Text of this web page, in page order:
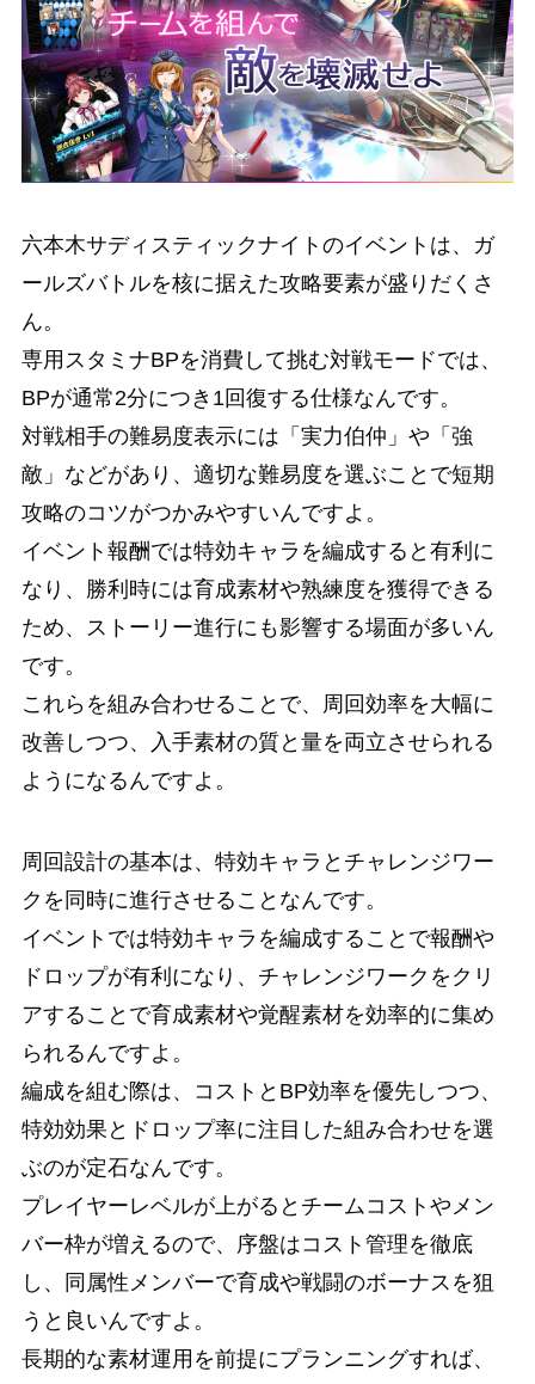
六本木サディスティックナイトのイベントは、ガ
ールズバトルを核に据えた攻略要素が盛りだくさ
ん。
専用スタミナBPを消費して挑む対戦モードでは、
BPが通常2分につき1回復する仕様なんです。
対戦相手の難易度表示には「実力伯仲」や「強
敵」などがあり、適切な難易度を選ぶことで短期
攻略のコツがつかみやすいんですよ。
イベント報酬では特効キャラを編成すると有利に
なり、勝利時には育成素材や熟練度を獲得できる
ため、ストーリー進行にも影響する場面が多いん
です。
これらを組み合わせることで、周回効率を大幅に
改善しつつ、入手素材の質と量を両立させられる
ようになるんですよ。
周回設計の基本は、特効キャラとチャレンジワー
クを同時に進行させることなんです。
イベントでは特効キャラを編成することで報酬や
ドロップが有利になり、チャレンジワークをクリ
アすることで育成素材や覚醒素材を効率的に集め
られるんですよ。
編成を組む際は、コストとBP効率を優先しつつ、
特効効果とドロップ率に注目した組み合わせを選
ぶのが定石なんです。
プレイヤーレベルが上がるとチームコストやメン
バー枠が増えるので、序盤はコスト管理を徹底
し、同属性メンバーで育成や戦闘のボーナスを狙
うと良いんですよ。
長期的な素材運用を前提にプランニングすれば、